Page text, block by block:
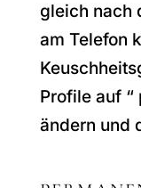
gleich nach
am Telefon
Profile auf “
ändern und